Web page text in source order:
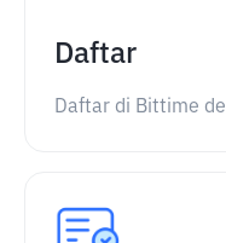
Daftar
Daftar di Bittime